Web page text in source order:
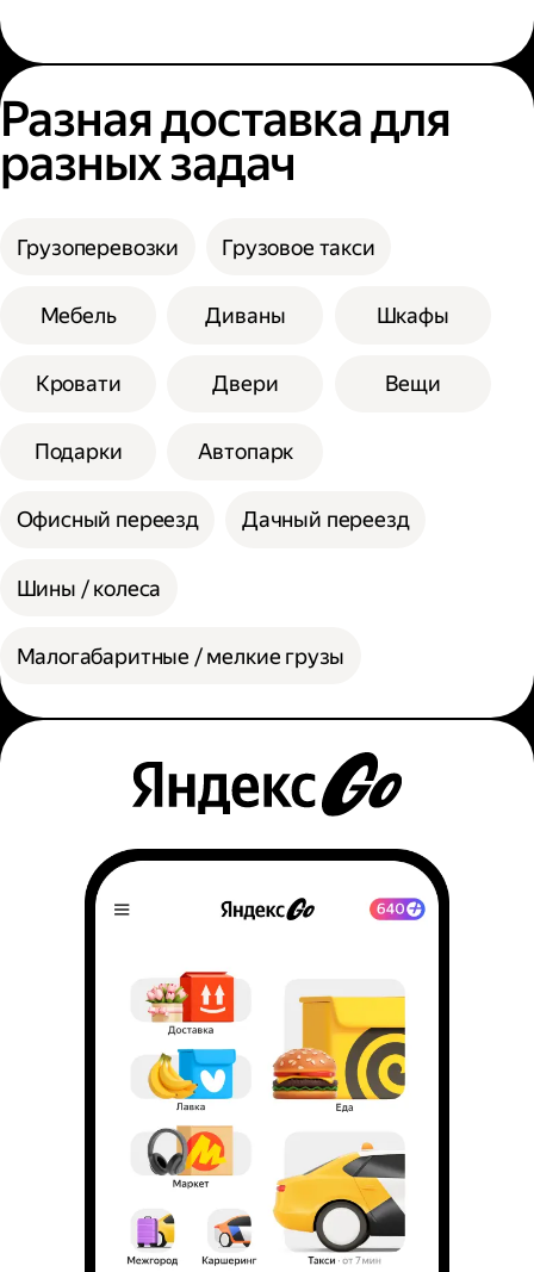
Разная доставка для
разных задач
Грузоперевозки Грузовое такси
Мебель Диваны Шкафы
Кровати Двери Вещи
Подарки Автопарк
Офисный переезд Дачный переезд
Шины / колеса
Малогабаритные / мелкие грузы